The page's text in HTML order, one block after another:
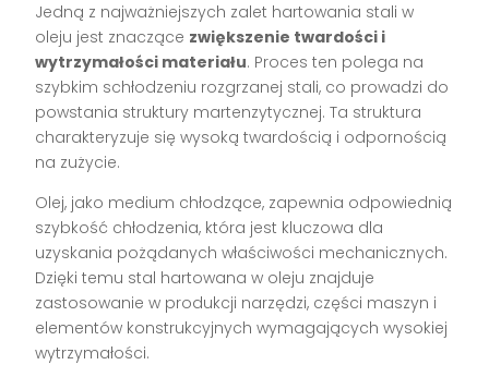
Jedną z najważniejszych zalet hartowania stali w
oleju jest znaczące zwiększenie twardości i
wytrzymałości materiału. Proces ten polega na
szybkim schłodzeniu rozgrzanej stali, co prowadzi do
powstania struktury martenzytycznej. Ta struktura
charakteryzuje się wysoką twardością i odpornością
na zużycie.
Olej, jako medium chłodzące, zapewnia odpowiednią
szybkość chłodzenia, która jest kluczowa dla
uzyskania pożądanych właściwości mechanicznych.
Dzięki temu stal hartowana w oleju znajduje
zastosowanie w produkcji narzędzi, części maszyn i
elementów konstrukcyjnych wymagających wysokiej
wytrzymałości.